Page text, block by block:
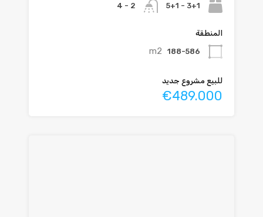
3+1 - 5+1
2 - 4
المنطقة
188-586
m2
للبيع مشروع جديد
€489.000